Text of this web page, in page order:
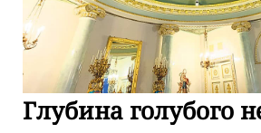
Глубина голубого